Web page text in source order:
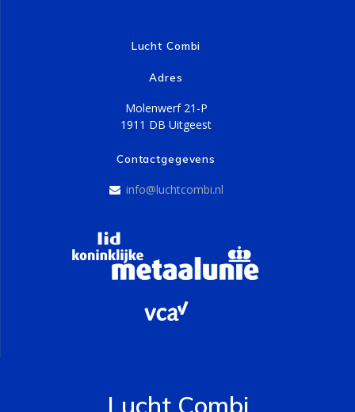
Lucht Combi
Adres
Molenwerf 21-P
1911 DB Uitgeest
Contactgegevens
info@luchtcombi.nl
Lucht Combi